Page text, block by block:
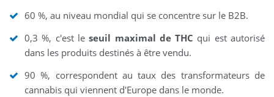
60 %, au niveau mondial qui se concentre sur le B2B.
0,3 %, c'est leseuil maximal de THC qui est autorisé
dans les produits destinés à être vendu.
90 %, correspondent au taux des transformateurs de
cannabis qui viennent d'Europe dans le monde.